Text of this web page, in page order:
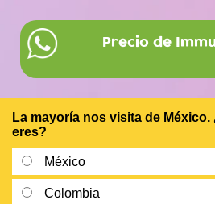
Precio de
La mayoría nos visita de México.
eres?
México
Colombia